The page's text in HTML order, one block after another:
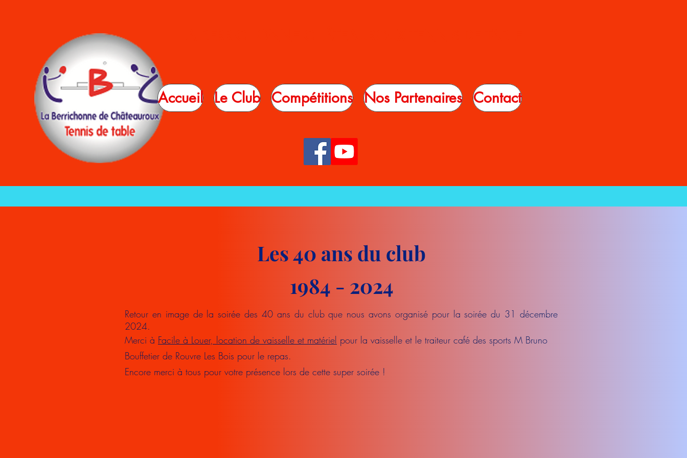
Accueil Le Club Compétitions Nos Partenaires Contact
Les 40 ans du club
1984 - 2024
Retour en image de la soirée des 40 ans du club que nous avons organisé pour la soirée du 31 décembre
2024.
Merci à Facile à Louer, location de vaisselle et matériel pour la vaisselle et le traiteur café des sports M Bruno
Bouffetier de Rouvre Les Bois pour le repas.
Encore merci à tous pour votre présence lors de cette super soirée !